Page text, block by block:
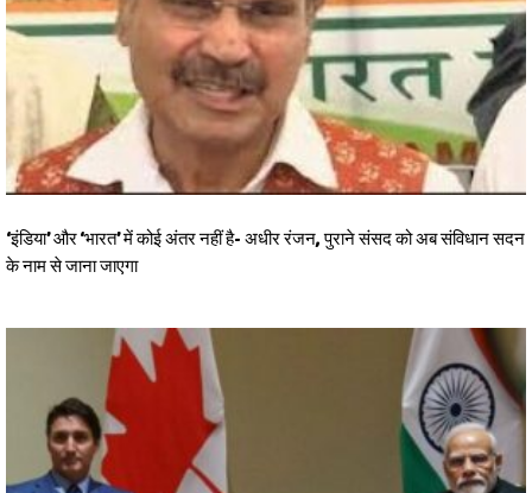
‘इंडिया’ और ‘भारत’ में कोई अंतर नहीं है- अधीर रंजन, पुराने संसद को अब संविधान सदन
के नाम से जाना जाएगा